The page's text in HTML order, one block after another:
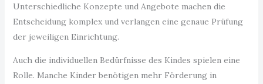
Unterschiedliche Konzepte und Angebote machen die
Entscheidung komplex und verlangen eine genaue Prüfung
der jeweiligen Einrichtung.
Auch die individuellen Bedürfnisse des Kindes spielen eine
Rolle. Manche Kinder benötigen mehr Förderung in